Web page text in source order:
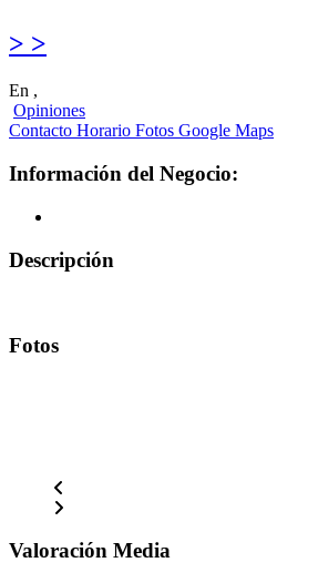
> >
En ,
Opiniones
Contacto Horario Fotos Google Maps
Información del Negocio:
Descripción
Fotos
Valoración Media